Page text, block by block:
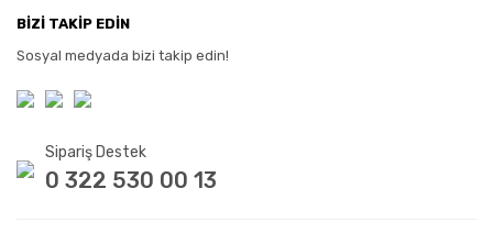
BİZİ TAKİP EDİN
Sosyal medyada bizi takip edin!
Sipariş Destek
0 322 530 00 13